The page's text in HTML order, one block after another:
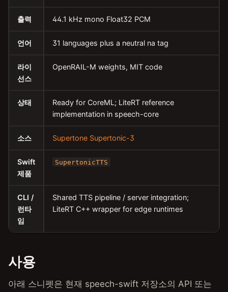
출력 44.1 kHz mono Float32 PCM
언어 31 languages plus a neutral na tag
라이
선스
OpenRAIL-M weights, MIT code
상태
Ready for CoreML; LiteRT reference
implementation in speech-core
소스 Supertone Supertonic-3
Swift
제품
SupertonicTTS
CLI /
런타
임
Shared TTS pipeline / server integration;
LiteRT C++ wrapper for edge runtimes
사용
아래 스니펫은 현재 speech-swift 저장소의 API 또는